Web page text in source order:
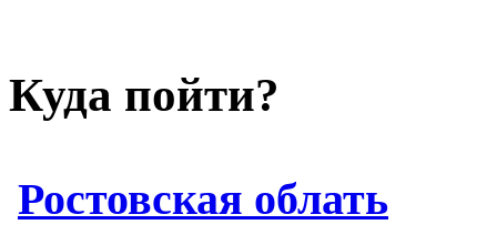
Куда пойти?
Ростовская облать